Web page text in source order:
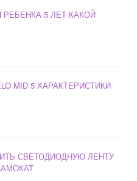
5 ЛЕТ КАКОЙ
MID 5 ХАРАКТЕРИСТИКИ
СВЕТОДИОДНУЮ ЛЕНТУ